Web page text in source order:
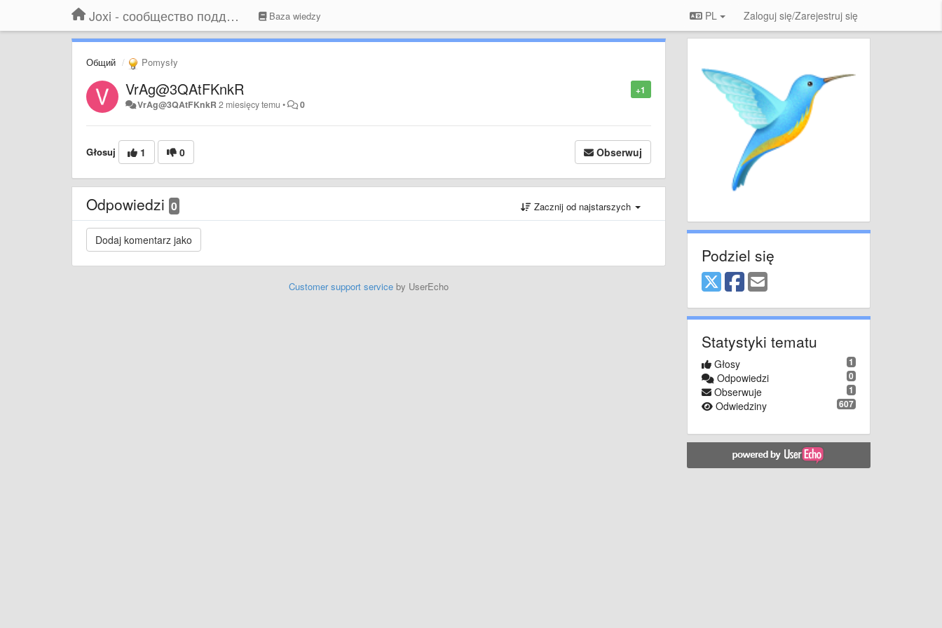
Joxi - сообщество поддержки Baza wiedzy PL Zaloguj się/Zarejestruj się
Общий Pomysły
+1
VrAg@3QAtFKnkR
VrAg@3QAtFKnkR 2 miesięcy temu • 0
Głosuj 1 0 Obserwuj
Odpowiedzi 0 Zacznij od najstarszych
Customer support serviceby UserEcho
Podziel się
Statystyki tematu
1
Głosy
0
Odpowiedzi
1
Obserwuje
607
Odwiedziny